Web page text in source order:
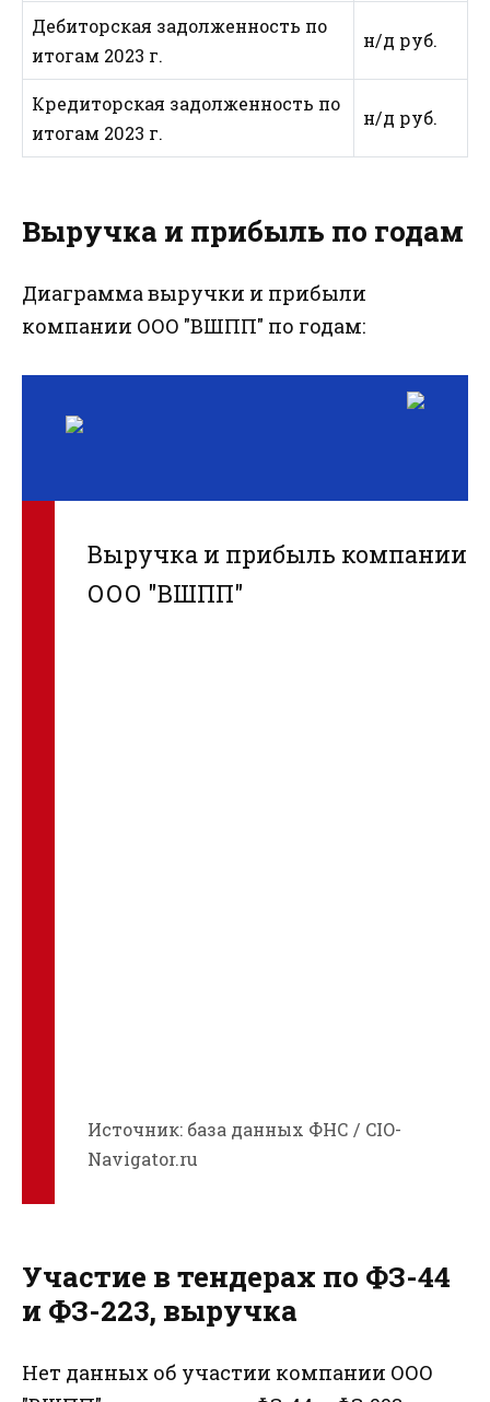
Дебиторская задолженность по
итогам 2023 г.
н/д руб.
Кредиторская задолженность по
итогам 2023 г.
н/д руб.
Выручка и прибыль по годам
Диаграмма выручки и прибыли
компании ООО "ВШПП" по годам:
Выручка и прибыль компании
ООО "ВШПП"
Источник: база данных ФНС / CIO-
Navigator.ru
Участие в тендерах по ФЗ-44
и ФЗ-223, выручка
Нет данных об участии компании ООО